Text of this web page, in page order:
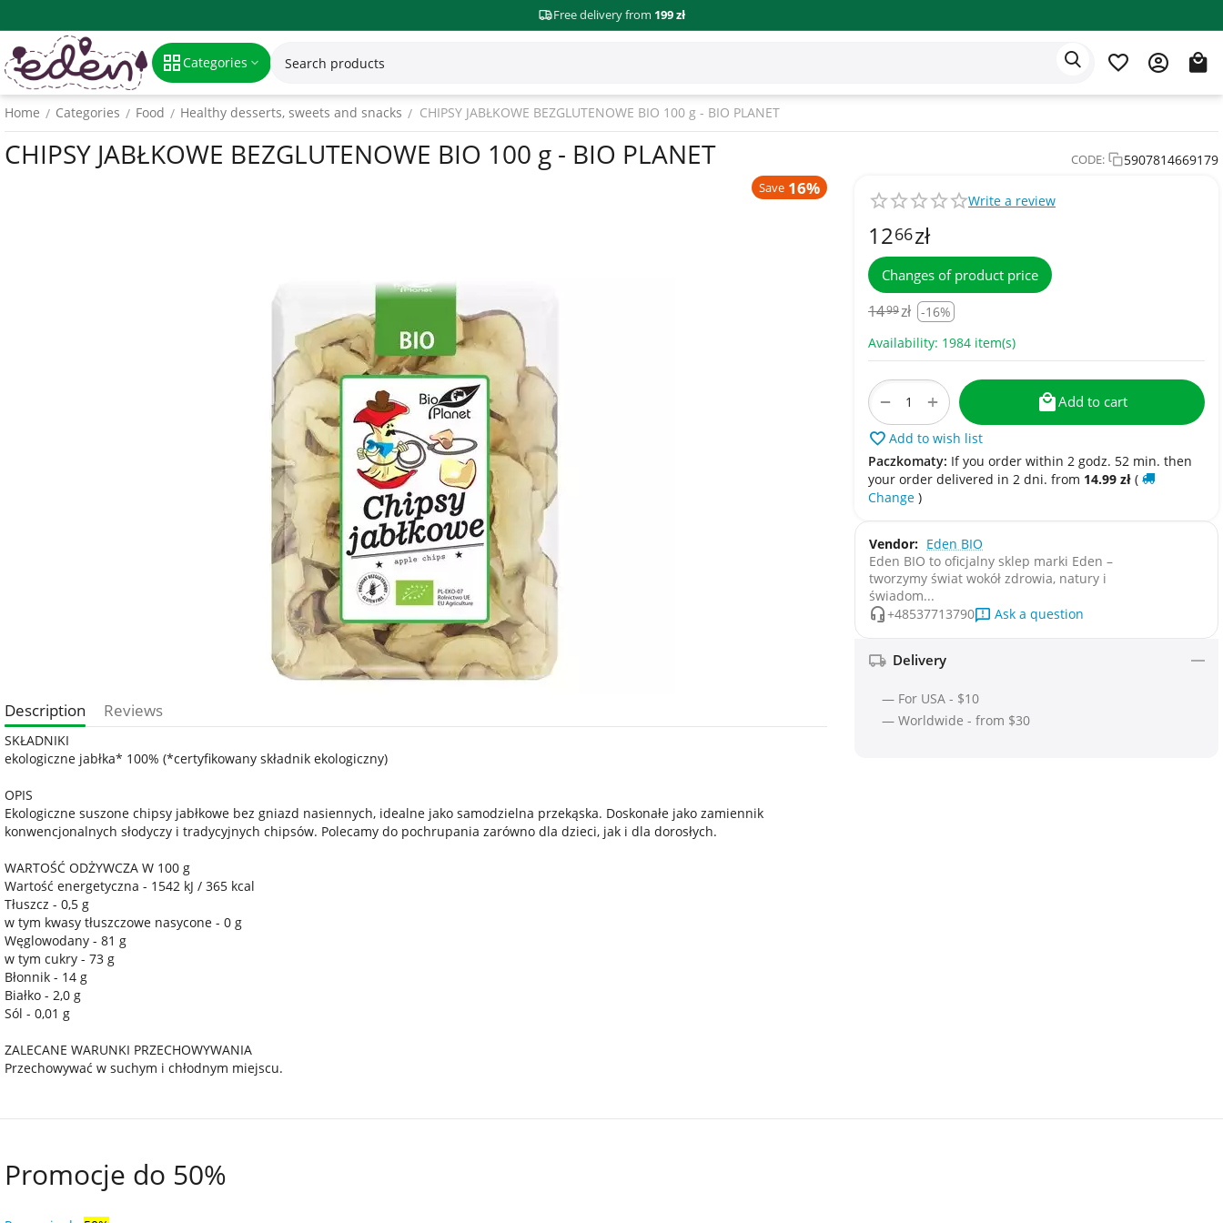
Free delivery from 199 zł
Categories
Home / Categories / Food / Healthy desserts, sweets and snacks / CHIPSY JABŁKOWE BEZGLUTENOWE BIO 100 g - BIO PLANET
CHIPSY JABŁKOWE BEZGLUTENOWE BIO 100 g - BIO PLANET CODE: 5907814669179
Write a review
1266zł
Changes of product price
1499zł -16%
Availability: 1984 item(s)
+
− Add to cart
Add to wish list
Paczkomaty: If you order within 2 godz. 52 min. then
your order delivered in 2 dni. from 14.99 zł (
Change )
Vendor: Eden BIO
Eden BIO to oficjalny sklep marki Eden –
tworzymy świat wokół zdrowia, natury i
świadom...
+48537713790
Ask a question
Delivery
— For USA - $10
— Worldwide - from $30
Save16%
Description Reviews
SKŁADNIKI
ekologiczne jabłka* 100% (*certyfikowany składnik ekologiczny)
OPIS
Ekologiczne suszone chipsy jabłkowe bez gniazd nasiennych, idealne jako samodzielna przekąska. Doskonałe jako zamiennik
konwencjonalnych słodyczy i tradycyjnych chipsów. Polecamy do pochrupania zarówno dla dzieci, jak i dla dorosłych.
WARTOŚĆ ODŻYWCZA W 100 g
Wartość energetyczna - 1542 kJ / 365 kcal
Tłuszcz - 0,5 g
w tym kwasy tłuszczowe nasycone - 0 g
Węglowodany - 81 g
w tym cukry - 73 g
Błonnik - 14 g
Białko - 2,0 g
Sól - 0,01 g
ZALECANE WARUNKI PRZECHOWYWANIA
Przechowywać w suchym i chłodnym miejscu.
Promocje do 50%